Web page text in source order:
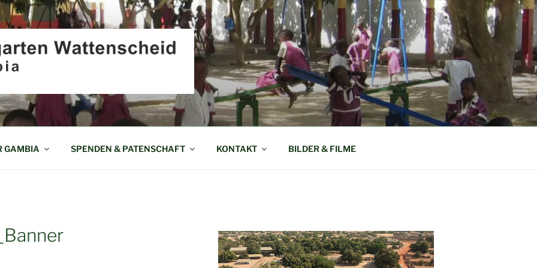
WATTENSCHEID IN GAMBIA
GAMBIA SPENDEN & PATENSCHAFT KONTAKT BILDER & FILME